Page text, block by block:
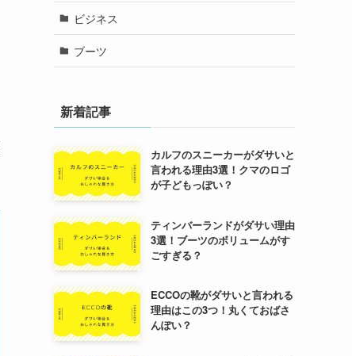
ビジネス
ブーツ
新着記事
カルフのスニーカーがダサいと
言われる理由3選！クマのロゴ
が子どもっぽい？
ティンバーランドがダサい理由
3選！ブーツのボリュームがす
ごすぎる？
ECCOの靴がダサいと言われる
理由はこの3つ！丸くておばさ
んぽい？